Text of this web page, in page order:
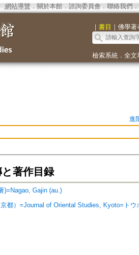
網站導覽 ． 關於本館． 諮詢委員會． 聯絡我們 ．
｜ 書目 ｜ 佛學著
檢索系統． 全文
進
著作目録
)=Nagao, Gajin (au.)
都）=Journal of Oriental Studies, Kyoto=ト